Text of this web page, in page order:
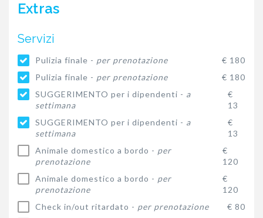
Extras
Servizi
Pulizia finale - per prenotazione
€ 180
Pulizia finale - per prenotazione
€ 180
SUGGERIMENTO per i dipendenti - a
settimana
€
13
SUGGERIMENTO per i dipendenti - a
settimana
€
13
Animale domestico a bordo - per
prenotazione
€
120
Animale domestico a bordo - per
prenotazione
€
120
Check in/out ritardato - per prenotazione
€ 80